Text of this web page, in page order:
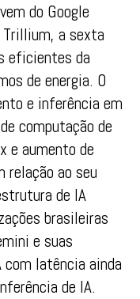
do Google
Trillium, a sexta
eficientes da
de energia. O
e inferência em
computação de
e aumento de
relação ao seu
de IA
brasileiras
e suas
com latência ainda
de IA.